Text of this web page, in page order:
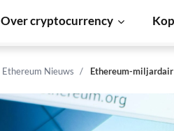
Over cryptocurrency
Ethereum Nieuws Ethereum-